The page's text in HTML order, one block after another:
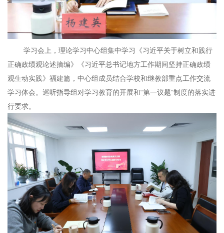
学习会上，理论学习中心组集中学习《习近平关于树立和践行
正确政绩观论述摘编》《习近平总书记地方工作期间坚持正确政绩
观生动实践》福建篇，中心组成员结合学校和继教部重点工作交流
学习体会。巡听指导组对学习教育的开展和“第一议题”制度的落实进
行要求。